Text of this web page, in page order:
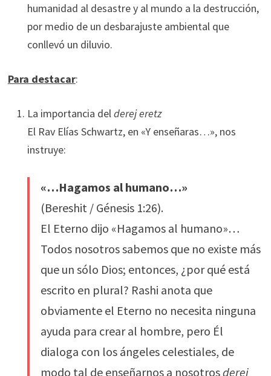
humanidad al desastre y al mundo a la destrucción,
por medio de un desbarajuste ambiental que
conllevó un diluvio.
Para destacar:
La importancia delderej eretz
El Rav Elías Schwartz, en «Y enseñaras…», nos
instruye:
«…Hagamos al humano…»
(Bereshit / Génesis 1:26).
El Eterno dijo «Hagamos al humano»…
Todos nosotros sabemos que no existe más
que un sólo Dios; entonces, ¿por qué está
escrito en plural? Rashi anota que
obviamente el Eterno no necesita ninguna
ayuda para crear al hombre, pero Él
dialoga con los ángeles celestiales, de
modo tal de enseñarnos a nosotrosderej